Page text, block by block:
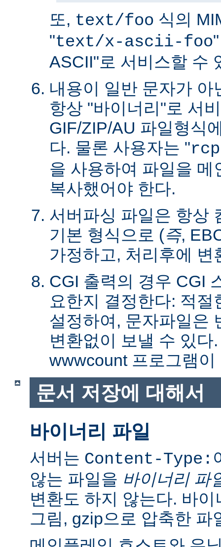
또, text/foo 식의
"text/x-ascii-foo
ASCII"로 서비스할 수
내용이 일반 문자가 아
항상 "바이너리"로 서
GIF/ZIP/AU 파일형식
다. 물론 사용자는 "
을 사용하여 파일을 메
복사했어야 한다.
서버파싱 파일은 항상
기본 형식으로 (즉,
가정하고, 처리후에 변
CGI 출력의 경우 CGI
요한지 결정한다: 적
설정하여, 문자파일은
변환없이 보낼 수 있다
wwwcount 프로그램
문서 저장에 대해서
바이너리 파일
서버는 Content-Type:
않는 파일을 바이너리 파
변환도 하지 않는다. 바
그림, gzip으로 압축한 파